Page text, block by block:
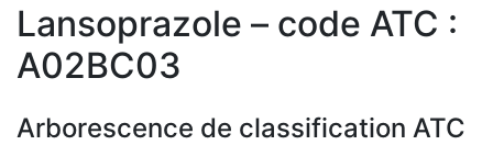
Lansoprazole – code ATC :
A02BC03
Arborescence de classification ATC